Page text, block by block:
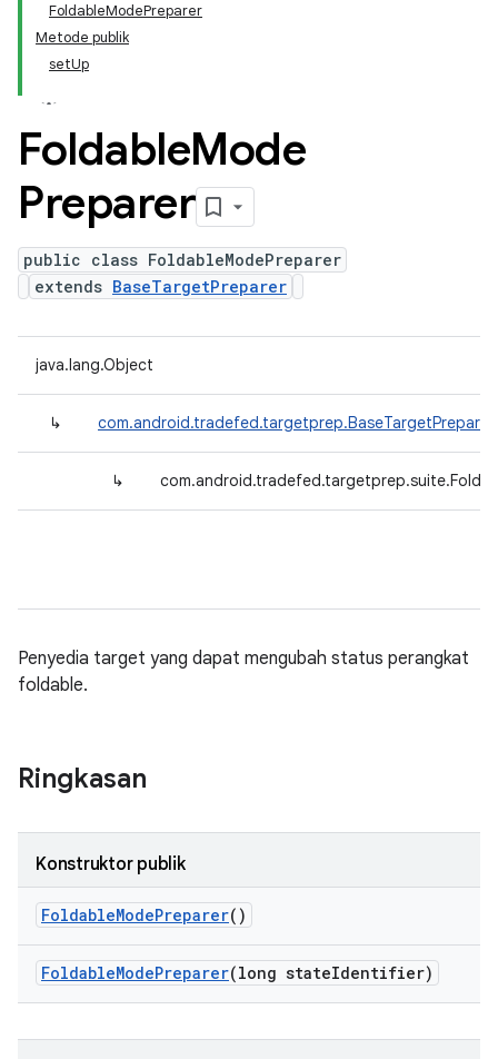
FoldableModePreparer
Metode publik
setUp
FoldableMode
Preparer
public class FoldableModePreparer
extends BaseTargetPreparer
java.lang.Object
↳ com.android.tradefed.targetprep.BaseTargetPreparer
↳
Penyedia target yang dapat mengubah status perangkat
foldable.
Ringkasan
Konstruktor publik
FoldableModePreparer()
FoldableModePreparer(long stateIdentifier)